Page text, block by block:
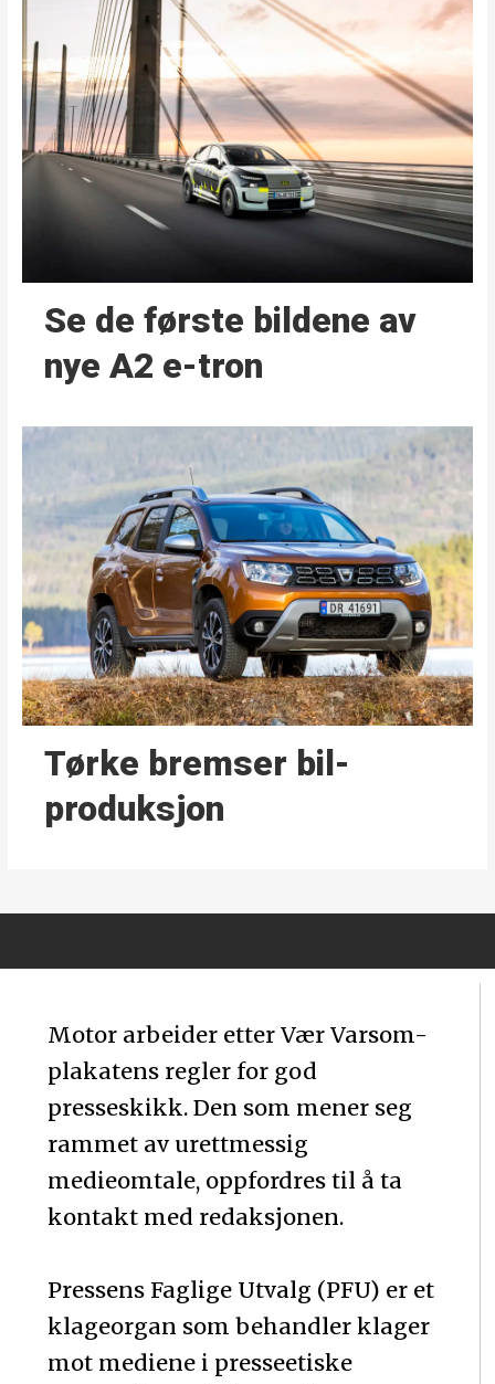
Se de første bildene av
nye A2 e-tron
Tørke bremser bil­
produksjon
Motor arbeider etter Vær Varsom-
plakatens regler for god
presseskikk. Den som mener seg
rammet av urettmessig
medieomtale, oppfordres til å ta
kontakt med redaksjonen.
Pressens Faglige Utvalg (PFU) er et
klageorgan som behandler klager
mot mediene i presseetiske